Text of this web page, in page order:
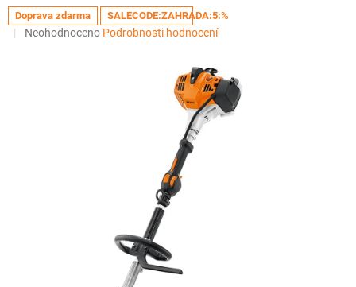
Doprava zdarma SALECODE:ZAHRADA:5:%
Průměrné
Neohodnoceno Podrobnosti hodnocení